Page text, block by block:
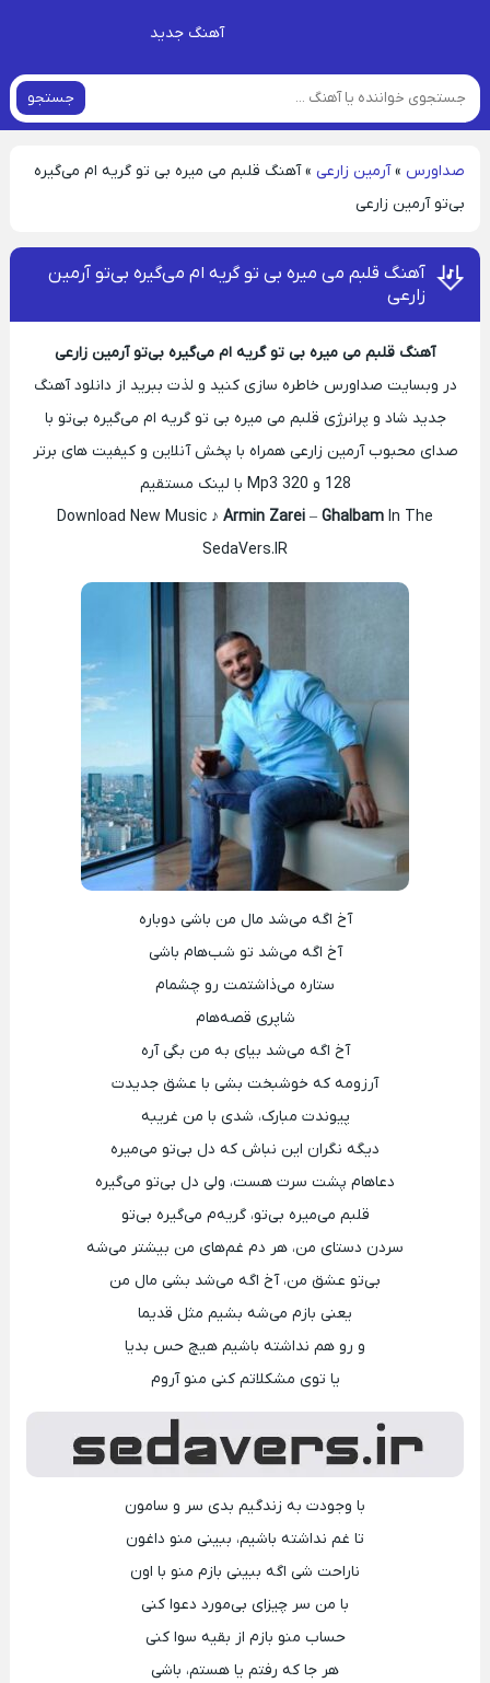
آهنگ جدید
جستجو
صداورس »آرمین زارعی »آهنگ قلبم می‌ میره بی‌ تو گریه‌ ام می‌گیره
بی‌تو آرمین زارعی
آهنگ قلبم می‌ میره بی‌ تو گریه‌ ام می‌گیره بی‌تو آرمین
زارعی
آهنگ قلبم می‌ میره بی‌ تو گریه‌ ام می‌گیره بی‌تو آرمین زارعی
در وبسایت صداورس خاطره سازی کنید و لذت ببرید از دانلود آهنگ
جدید شاد و پرانرژی قلبم می‌ میره بی‌ تو گریه‌ ام می‌گیره بی‌تو با
صدای محبوب آرمین زارعی همراه با پخش آنلاین و کیفیت های برتر
128 و 320 Mp3 با لینک مستقیم
Download New Music ♪ Armin Zarei – Ghalbam In The
SedaVers.IR
آخ اگه می‌شد مال من باشی دوباره
آخ اگه می‌شد تو شب‌هام باشی
ستاره می‌ذاشتمت رو چشمام
شاپری قصه‌هام
آخ اگه می‌شد بیای به من بگی آره
آرزومه که خوشبخت بشی با عشق جدیدت
پیوندت مبارک، شدی با من غریبه
دیگه نگران این نباش که دل بی‌تو می‌میره
دعاهام پشت سرت هست، ولی دل بی‌تو می‌گیره
قلبم می‌میره بی‌تو، گریه‌م می‌گیره بی‌تو
سردن دستای من، هر دم غم‌های من بیشتر می‌شه
بی‌تو عشق من، آخ اگه می‌شد بشی مال من
یعنی بازم می‌شه بشیم مثل قدیما
و رو هم نداشته باشیم هیچ حس بدیا
یا توی مشکلاتم کنی منو آروم
با وجودت به زندگیم بدی سر و سامون
تا غم نداشته باشیم، ببینی منو داغون
ناراحت شی اگه ببینی بازم منو با اون
با من سر چیزای بی‌مورد دعوا کنی
حساب منو بازم از بقیه سوا کنی
هر جا که رفتم یا هستم، باشی